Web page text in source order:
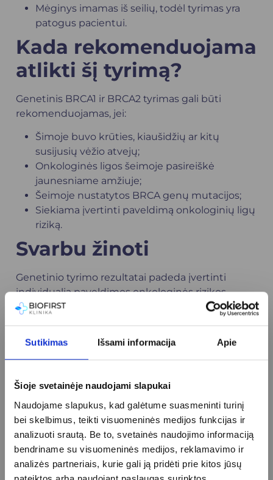
Sutikimas Išsami informacija Apie
Šioje svetainėje naudojami slapukai
Naudojame slapukus, kad galėtume suasmeninti turinį
bei skelbimus, teikti visuomeninės medijos funkcijas ir
analizuoti srautą. Be to, svetainės naudojimo informaciją
bendriname su visuomeninės medijos, reklamavimo ir
analizės partneriais, kurie gali ją pridėti prie kitos jūsų
Mėginys imamas iš seilių, todėl tyrimas yra
patogus pacientui.
Kada rekomenduojama
atlikti šį tyrimą?
Genetinis BRCA1 ir BRCA2 tyrimas gali būti
rekomenduojamas, jei:
Šimoje buvo krūties, kiaušidžių ar kitų
susijusių vėžio atvejų;
Onkologinės ligos šeimoje pasireiškė
jaunesniame amžiuje;
Šeimoje nustatytos BRCA genų mutacijos;
Siekiama įvertinti paveldimą onkologinių ligų
riziką.
Svarbu žinoti
Genetinio tyrimo rezultatai padeda įvertinti
individualią paveldimos onkologinės rizikos
tikimybę. Nustačius genetinius pakitimus,
stebėsenos planą, dažnesnes profilaktines
patikras ar kitus prevencinius sprendimus.
žingsnis ankstyvosios onkologinių ligų
prevencijos ir individualizuotos sveikatos
priežiūros link.